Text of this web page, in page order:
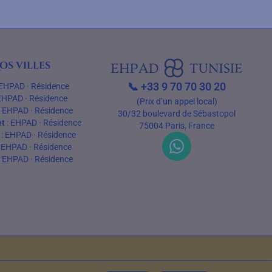
villes
· Résidence
· Résidence
EHPAD · Résidence
: EHPAD · Résidence
: EHPAD · Résidence
EHPAD· Résidence
EHPAD· Résidence
📞+33 9 70 70 30 20
(Prix d’un appel local)
30/32 boulevard de Sébastopol
75004 Paris, France